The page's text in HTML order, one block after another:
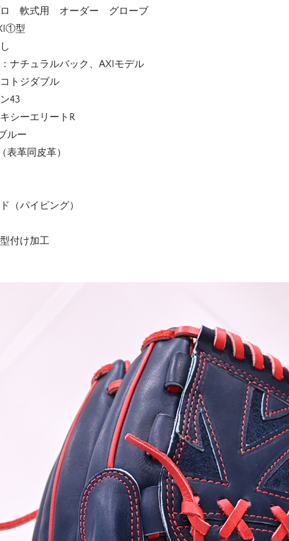
ロ 軟式用 オーダー グローブ
型
ナチュラルバック、AXIモデル
トジダブル
43
シーエリートR
ルー
表革同皮革）
（パイピング）
付け加工